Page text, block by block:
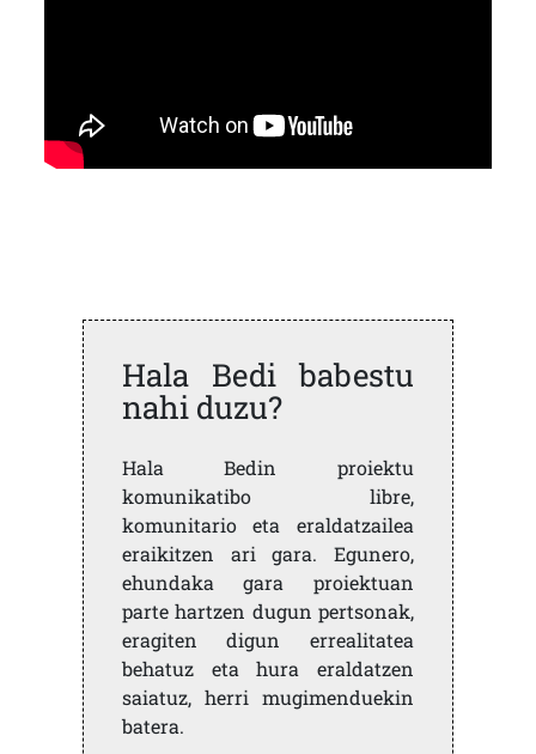
Hala Bedi babestu
nahi duzu?
Hala Bedin proiektu
komunikatibo libre,
komunitario eta eraldatzailea
eraikitzen ari gara. Egunero,
ehundaka gara proiektuan
parte hartzen dugun pertsonak,
eragiten digun errealitatea
behatuz eta hura eraldatzen
saiatuz, herri mugimenduekin
batera.